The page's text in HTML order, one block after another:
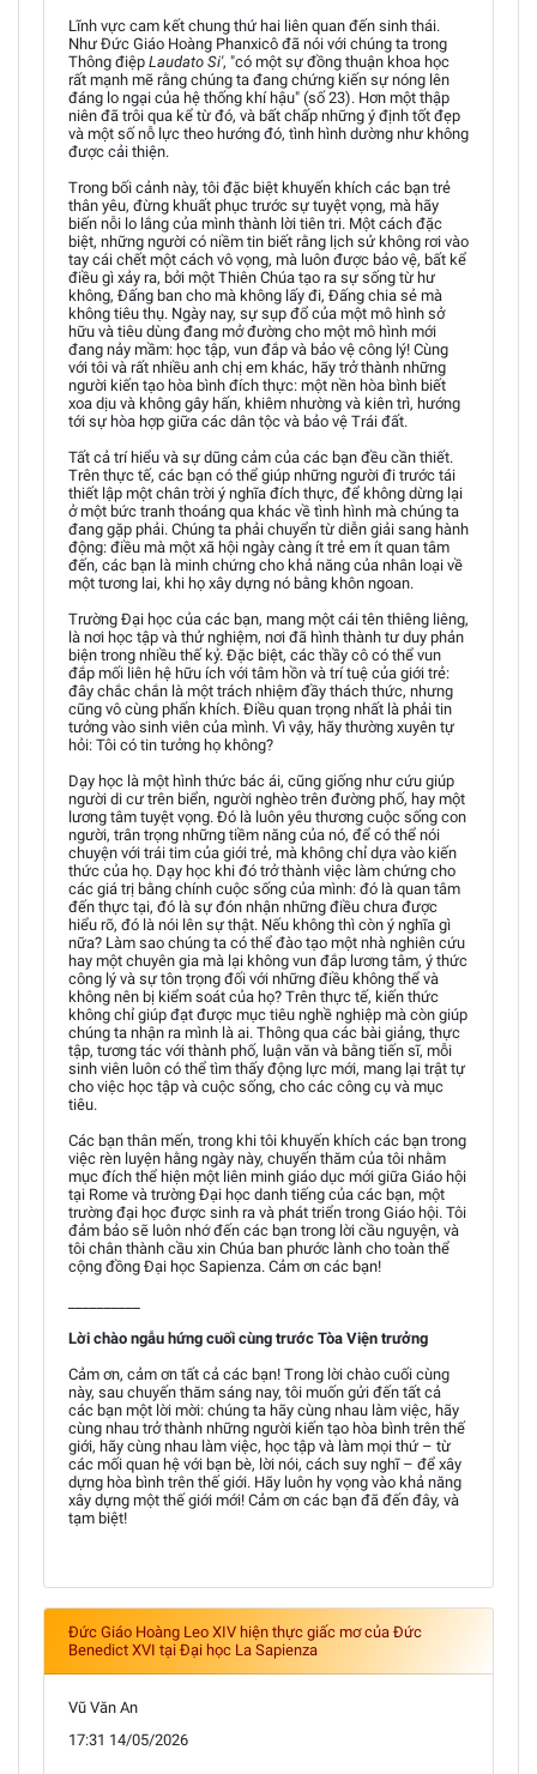
Lĩnh vực cam kết chung thứ hai liên quan đến sinh thái.
Như Đức Giáo Hoàng Phanxicô đã nói với chúng ta trong
Thông điệp Laudato Si', "có một sự đồng thuận khoa học
rất mạnh mẽ rằng chúng ta đang chứng kiến sự nóng lên
đáng lo ngại của hệ thống khí hậu" (số 23). Hơn một thập
niên đã trôi qua kể từ đó, và bất chấp những ý định tốt đẹp
và một số nỗ lực theo hướng đó, tình hình dường như không
được cải thiện.
Trong bối cảnh này, tôi đặc biệt khuyến khích các bạn trẻ
thân yêu, đừng khuất phục trước sự tuyệt vọng, mà hãy
biến nỗi lo lắng của mình thành lời tiên tri. Một cách đặc
biệt, những người có niềm tin biết rằng lịch sử không rơi vào
tay cái chết một cách vô vọng, mà luôn được bảo vệ, bất kể
điều gì xảy ra, bởi một Thiên Chúa tạo ra sự sống từ hư
không, Đấng ban cho mà không lấy đi, Đấng chia sẻ mà
không tiêu thụ. Ngày nay, sự sụp đổ của một mô hình sở
hữu và tiêu dùng đang mở đường cho một mô hình mới
đang nảy mầm: học tập, vun đắp và bảo vệ công lý! Cùng
với tôi và rất nhiều anh chị em khác, hãy trở thành những
người kiến tạo hòa bình đích thực: một nền hòa bình biết
xoa dịu và không gây hấn, khiêm nhường và kiên trì, hướng
tới sự hòa hợp giữa các dân tộc và bảo vệ Trái đất.
Tất cả trí hiểu và sự dũng cảm của các bạn đều cần thiết.
Trên thực tế, các bạn có thể giúp những người đi trước tái
thiết lập một chân trời ý nghĩa đích thực, để không dừng lại
ở một bức tranh thoáng qua khác về tình hình mà chúng ta
đang gặp phải. Chúng ta phải chuyển từ diễn giải sang hành
động: điều mà một xã hội ngày càng ít trẻ em ít quan tâm
đến, các bạn là minh chứng cho khả năng của nhân loại về
một tương lai, khi họ xây dựng nó bằng khôn ngoan.
Trường Đại học của các bạn, mang một cái tên thiêng liêng,
là nơi học tập và thử nghiệm, nơi đã hình thành tư duy phản
biện trong nhiều thế kỷ. Đặc biệt, các thầy cô có thể vun
đắp mối liên hệ hữu ích với tâm hồn và trí tuệ của giới trẻ:
đây chắc chắn là một trách nhiệm đầy thách thức, nhưng
cũng vô cùng phấn khích. Điều quan trọng nhất là phải tin
tưởng vào sinh viên của mình. Vì vậy, hãy thường xuyên tự
hỏi: Tôi có tin tưởng họ không?
Dạy học là một hình thức bác ái, cũng giống như cứu giúp
người di cư trên biển, người nghèo trên đường phố, hay một
lương tâm tuyệt vọng. Đó là luôn yêu thương cuộc sống con
người, trân trọng những tiềm năng của nó, để có thể nói
chuyện với trái tim của giới trẻ, mà không chỉ dựa vào kiến
thức của họ. Dạy học khi đó trở thành việc làm chứng cho
các giá trị bằng chính cuộc sống của mình: đó là quan tâm
đến thực tại, đó là sự đón nhận những điều chưa được
hiểu rõ, đó là nói lên sự thật. Nếu không thì còn ý nghĩa gì
nữa? Làm sao chúng ta có thể đào tạo một nhà nghiên cứu
hay một chuyên gia mà lại không vun đắp lương tâm, ý thức
công lý và sự tôn trọng đối với những điều không thể và
không nên bị kiểm soát của họ? Trên thực tế, kiến thức
không chỉ giúp đạt được mục tiêu nghề nghiệp mà còn giúp
chúng ta nhận ra mình là ai. Thông qua các bài giảng, thực
tập, tương tác với thành phố, luận văn và bằng tiến sĩ, mỗi
sinh viên luôn có thể tìm thấy động lực mới, mang lại trật tự
cho việc học tập và cuộc sống, cho các công cụ và mục
tiêu.
Các bạn thân mến, trong khi tôi khuyến khích các bạn trong
việc rèn luyện hằng ngày này, chuyến thăm của tôi nhằm
mục đích thể hiện một liên minh giáo dục mới giữa Giáo hội
tại Rome và trường Đại học danh tiếng của các bạn, một
trường đại học được sinh ra và phát triển trong Giáo hội. Tôi
đảm bảo sẽ luôn nhớ đến các bạn trong lời cầu nguyện, và
tôi chân thành cầu xin Chúa ban phước lành cho toàn thể
cộng đồng Đại học Sapienza. Cảm ơn các bạn!
Lời chào ngẫu hứng cuối cùng trước Tòa Viện trưởng
Cảm ơn, cảm ơn tất cả các bạn! Trong lời chào cuối cùng
này, sau chuyến thăm sáng nay, tôi muốn gửi đến tất cả
các bạn một lời mời: chúng ta hãy cùng nhau làm việc, hãy
cùng nhau trở thành những người kiến tạo hòa bình trên thế
giới, hãy cùng nhau làm việc, học tập và làm mọi thứ – từ
các mối quan hệ với bạn bè, lời nói, cách suy nghĩ – để xây
dựng hòa bình trên thế giới. Hãy luôn hy vọng vào khả năng
xây dựng một thế giới mới! Cảm ơn các bạn đã đến đây, và
tạm biệt!
Đức Giáo Hoàng Leo XIV hiện thực giấc mơ của Đức
Benedict XVI tại Đại học La Sapienza
Vũ Văn An
17:31 14/05/2026